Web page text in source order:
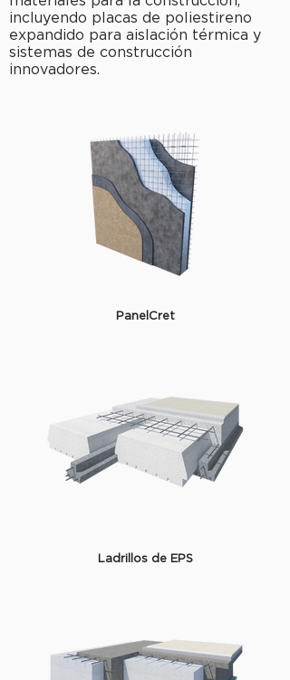
incluyendo placas de poliestireno
expandido para aislación térmica y
sistemas de construcción
innovadores.
PanelCret
Ladrillos de EPS